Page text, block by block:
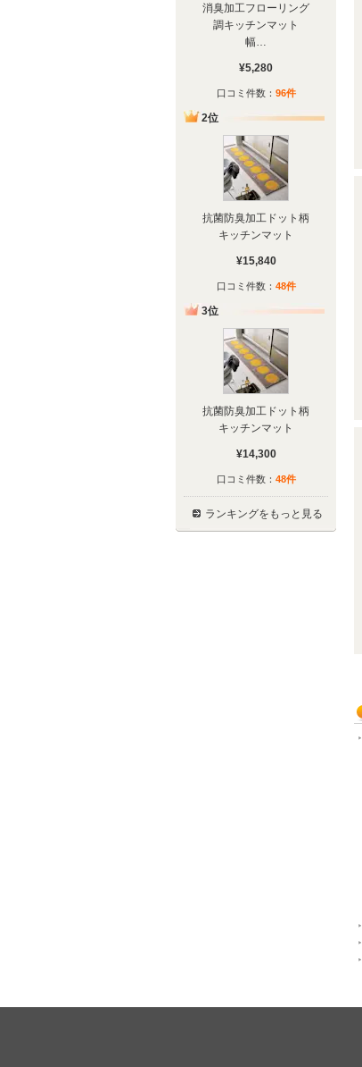
消臭加工フローリング
調キッチンマット
幅…
¥5,280
口コミ件数： 96件
2位
抗菌防臭加工ドット柄
キッチンマット
¥15,840
口コミ件数： 48件
3位
抗菌防臭加工ドット柄
キッチンマット
¥14,300
口コミ件数： 48件
ランキングをもっと見る